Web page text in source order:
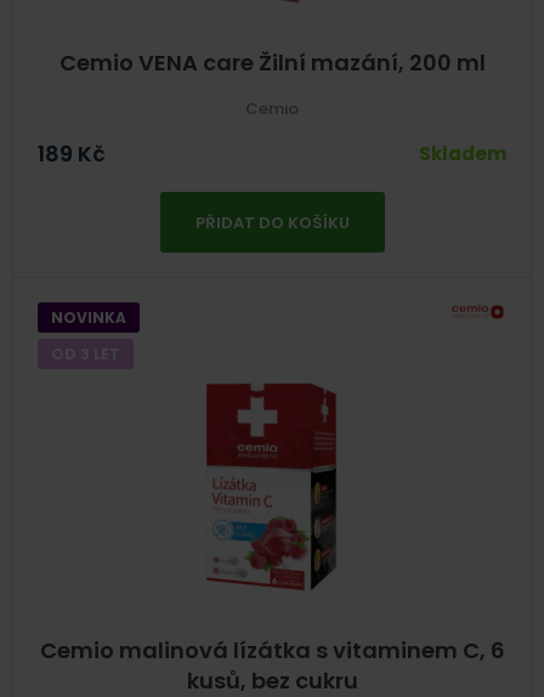
Cemio VENA care Žilní mazání, 200 ml
Cemio
189 Kč Skladem
PŘIDAT DO KOŠÍKU
Cemio malinová lízátka s vitaminem C, 6
kusů, bez cukru
NOVINKA